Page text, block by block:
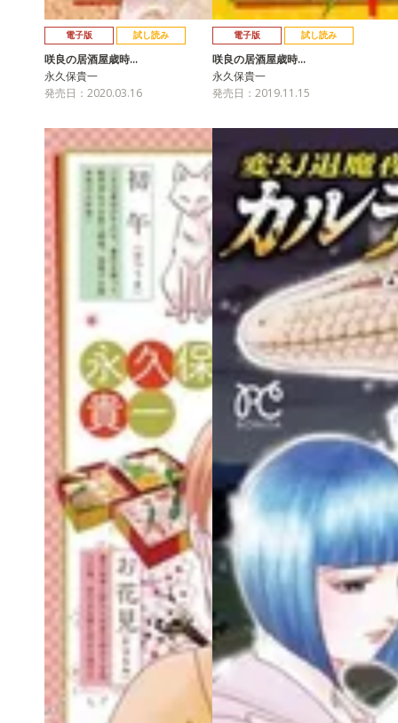
電子版 試し読み
咲良の居酒屋歳時…
永久保貴一
発売日：2020.03.16
電子版 試し読み
咲良の居酒屋歳時…
永久保貴一
発売日：2019.11.15